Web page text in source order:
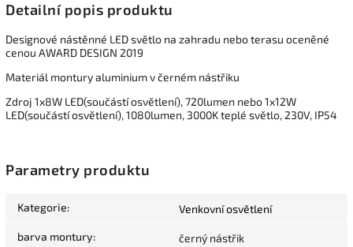
Detailní popis produktu
Designové nástěnné LED světlo na zahradu nebo terasu oceněné
cenou AWARD DESIGN 2019
Materiál montury aluminium v černém nástřiku
Zdroj 1x8W LED(součástí osvětlení), 720lumen nebo 1x12W
LED(součástí osvětlení), 1080lumen, 3000K teplé světlo, 230V, IP54
Parametry produktu
Kategorie: Venkovní osvětlení
barva montury: černý nástřik